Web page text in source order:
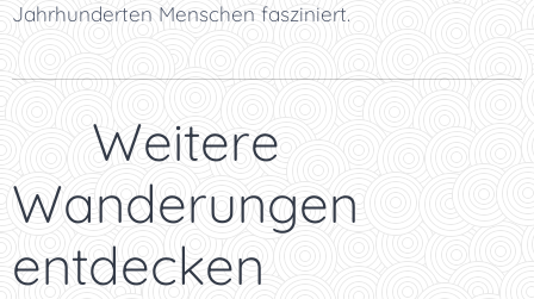
Jahrhunderten Menschen fasziniert.
👉 Weitere
Wanderungen
entdecken